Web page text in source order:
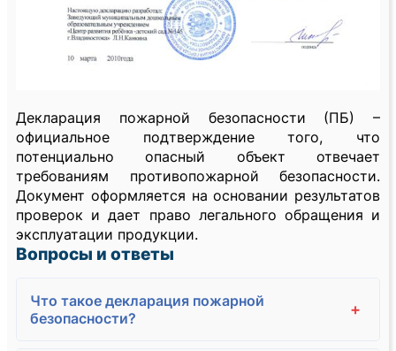
Декларация пожарной безопасности (ПБ) –
официальное подтверждение того, что
потенциально опасный объект отвечает
требованиям противопожарной безопасности.
Документ оформляется на основании результатов
проверок и дает право легального обращения и
эксплуатации продукции.
Вопросы и ответы
Что такое декларация пожарной
безопасности?
+